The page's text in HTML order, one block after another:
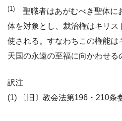
(1) 聖職者はあがむべき聖体に
体を対象とし、裁治権はキリ
使される。すなわちこの権能は
天国の永遠の至福に向かわせる
訳注
(1) 〔旧〕教会法第196・210条